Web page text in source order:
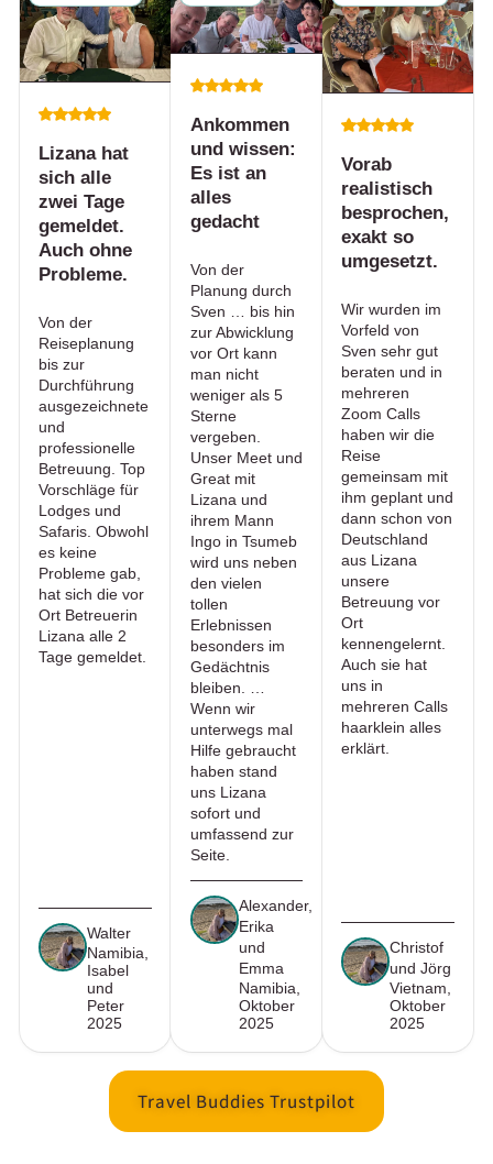
Lizana hat
sich alle
zwei Tage
gemeldet.
Auch ohne
Probleme.
Von der
Reiseplanung
bis zur
Durchführung
ausgezeichnete
und
professionelle
Betreuung. Top
Vorschläge für
Lodges und
Safaris. Obwohl
es keine
Probleme gab,
hat sich die vor
Ort Betreuerin
Lizana alle 2
Tage gemeldet.
Walter
Namibia,
Isabel
und
Peter
2025
Ankommen
und wissen:
Es ist an
alles
gedacht
Von der
Planung durch
Sven … bis hin
zur Abwicklung
vor Ort kann
man nicht
weniger als 5
Sterne
vergeben.
Unser Meet und
Great mit
Lizana und
ihrem Mann
Ingo in Tsumeb
wird uns neben
den vielen
tollen
Erlebnissen
besonders im
Gedächtnis
bleiben. …
Wenn wir
unterwegs mal
Hilfe gebraucht
haben stand
uns Lizana
sofort und
umfassend zur
Seite.
Alexander,
Erika
und
Emma
Namibia,
Oktober
2025
Vorab
realistisch
besprochen,
exakt so
umgesetzt.
Wir wurden im
Vorfeld von
Sven sehr gut
beraten und in
mehreren
Zoom Calls
haben wir die
Reise
gemeinsam mit
ihm geplant und
dann schon von
Deutschland
aus Lizana
unsere
Betreuung vor
Ort
kennengelernt.
Auch sie hat
uns in
mehreren Calls
haarklein alles
erklärt.
Christof
und Jörg
Vietnam,
Oktober
2025
Travel Buddies Trustpilot